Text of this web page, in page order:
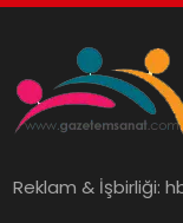
Reklam & İşbirliği: